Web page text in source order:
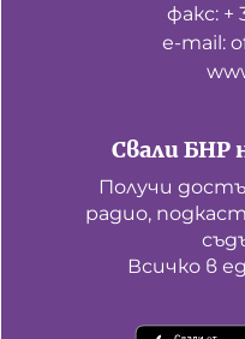
Свали БНР
Получи
радио,
Всичко в
факс: +
е-mail: